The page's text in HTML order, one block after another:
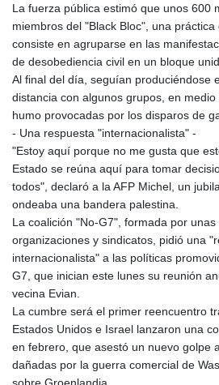
La fuerza pública estimó que unos 600
miembros del "Black Bloc", una
consiste en agruparse en las
de desobediencia civil en un bloque
Al final del día, seguían produciéndose
distancia con algunos grupos, en
humo provocadas por los disparos de
- Una respuesta "internacionalista" -
"Estoy aquí porque no me gusta que
Estado se reúna aquí para tomar
todos", declaró a la AFP Michel, un
ondeaba una bandera palestina.
La coalición "No-G7", formada por unas
organizaciones y sindicatos, pidió una
internacionalista" a las políticas
G7, que inician este lunes su reunión
vecina Evian.
La cumbre será el primer reencuentro
Estados Unidos e Israel lanzaron una
en febrero, que asestó un nuevo golpe
dañadas por la guerra comercial de
sobre Groenlandia.